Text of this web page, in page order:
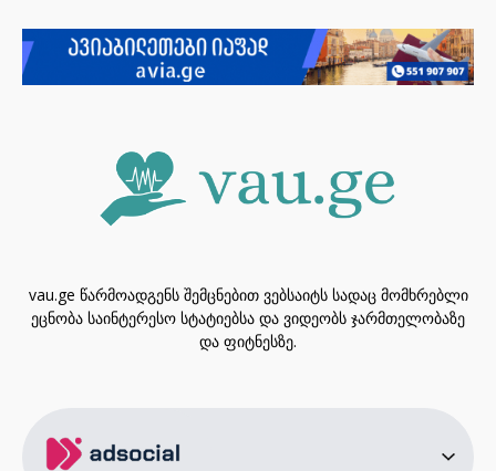
vau.ge წარმოადგენს შემცნებით ვებსაიტს სადაც მომხრებლი
ეცნობა საინტერესო სტატიებსა და ვიდეობს ჯარმთელობაზე
და ფიტნესზე.